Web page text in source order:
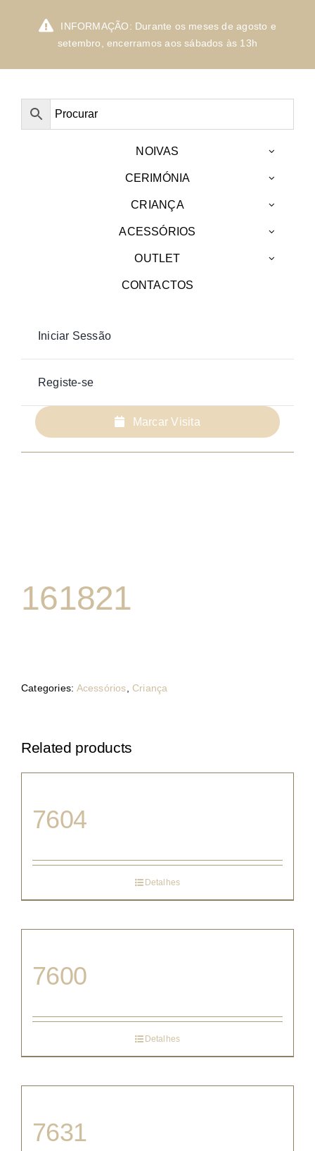
INFORMAÇÃO: Durante os meses de agosto e
setembro, encerramos aos sábados às 13h
NOIVAS
CERIMÓNIA
CRIANÇA
ACESSÓRIOS
OUTLET
CONTACTOS
Iniciar Sessão
Registe-se
Marcar Visita
161821
Categories: Acessórios,Criança
Related products
7604
Detalhes
7600
Detalhes
7631